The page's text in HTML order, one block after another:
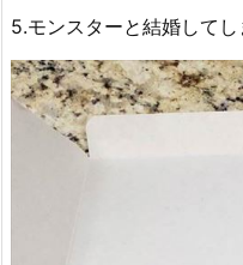
5.モンスターと結婚して